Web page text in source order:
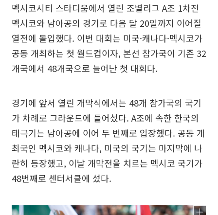
멕시코시티 스타디움에서 열린 조별리그 A조 1차전
멕시코와 남아공의 경기로 다음 달 20일까지 이어질
열전에 돌입했다. 이번 대회는 미국·캐나다·멕시코가
공동 개최하는 첫 월드컵이자, 본선 참가국이 기존 32
개국에서 48개국으로 늘어난 첫 대회다.
경기에 앞서 열린 개막식에서는 48개 참가국의 국기
가 차례로 그라운드에 들어섰다. A조에 속한 한국의
태극기는 남아공에 이어 두 번째로 입장했다. 공동 개
최국인 멕시코와 캐나다, 미국의 국기는 마지막에 나
란히 등장했고, 이날 개막전을 치르는 멕시코 국기가
48번째로 센터서클에 섰다.